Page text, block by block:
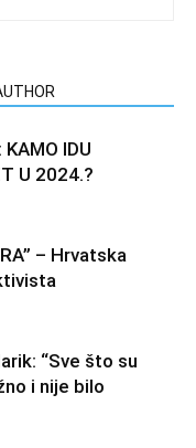
IDU
U 2024.?
– Hrvatska
“Sve što su
i nije bilo